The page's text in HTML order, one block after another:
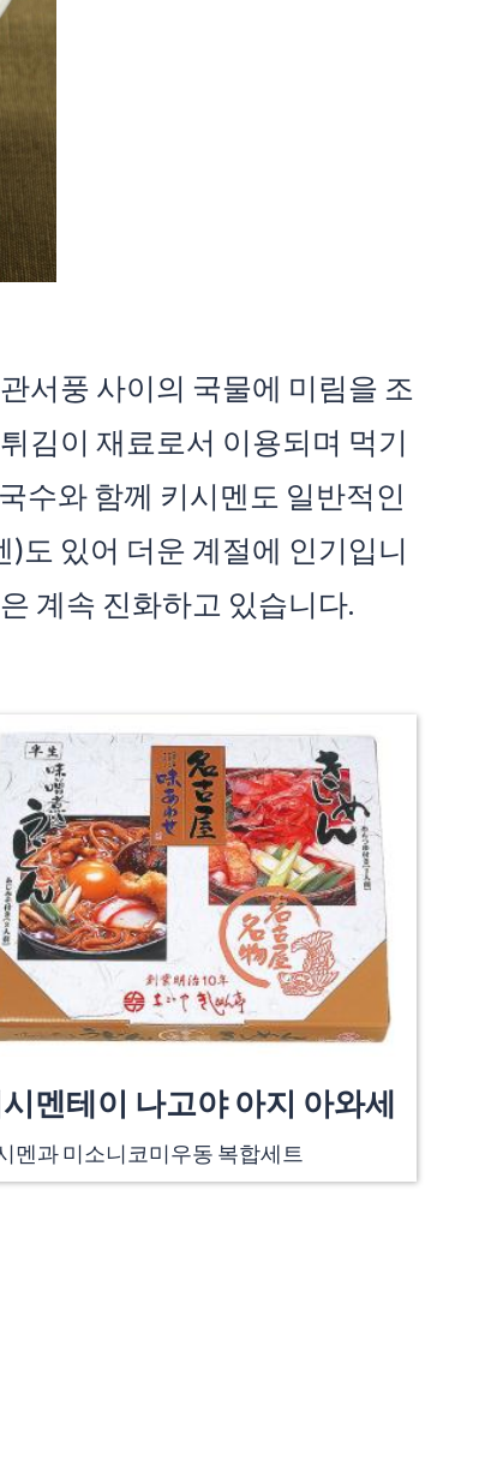
서풍 사이의 국물에 미림을 조
김이 재료로서 이용되며 먹기
수와 함께 키시멘도 일반적인
도 있어 더운 계절에 인기입니
계속 진화하고 있습니다.
멘테이 나고야 아지 아와세
멘과 미소니코미우동 복합세트